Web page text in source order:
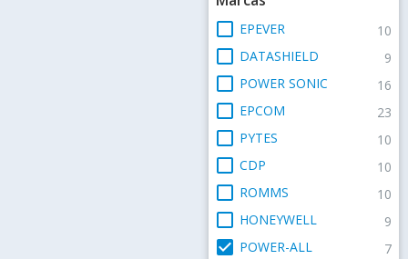
check_box_outline_blank EPEVER 10
check_box_outline_blank DATASHIELD 9
check_box_outline_blank POWER SONIC 16
check_box_outline_blank EPCOM 23
check_box_outline_blank PYTES 10
check_box_outline_blank CDP 10
check_box_outline_blank ROMMS 10
check_box_outline_blank HONEYWELL 9
check_box POWER-ALL 7